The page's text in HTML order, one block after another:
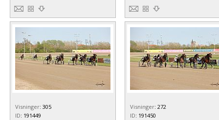
Visninger: 305
ID: 191449
Visninger: 272
ID: 191450